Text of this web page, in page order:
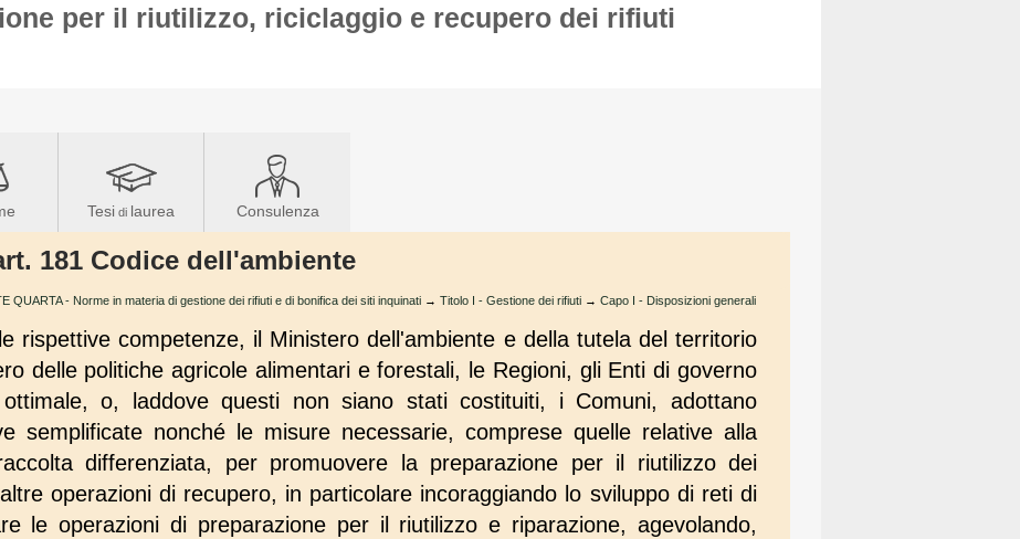
per il riutilizzo, riciclaggio e recupero dei rifiuti
Tesi di laurea Consulenza
181 Codice dell'ambiente
QUARTA - Norme in materia di gestione dei rifiuti e di bonifica dei siti inquinati → Titolo I - Gestione dei rifiuti → Capo I - Disposizioni generali
rispettive competenze, il Ministero dell'ambiente e della tutela del territorio
delle politiche agricole alimentari e forestali, le Regioni, gli Enti di governo
o, laddove questi non siano stati costituiti, i Comuni, adottano
semplificate nonché le misure necessarie, comprese quelle relative alla
differenziata, per promuovere la preparazione per il riutilizzo dei
operazioni di recupero, in particolare incoraggiando lo sviluppo di reti di
le operazioni di preparazione per il riutilizzo e riparazione, agevolando,